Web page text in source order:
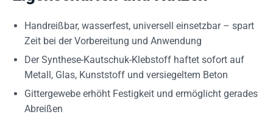
Handreißbar, wasserfest, universell einsetzbar – spart
Zeit bei der Vorbereitung und Anwendung
Der Synthese-Kautschuk-Klebstoff haftet sofort auf
Metall, Glas, Kunststoff und versiegeltem Beton
Gittergewebe erhöht Festigkeit und ermöglicht gerades
Abreißen